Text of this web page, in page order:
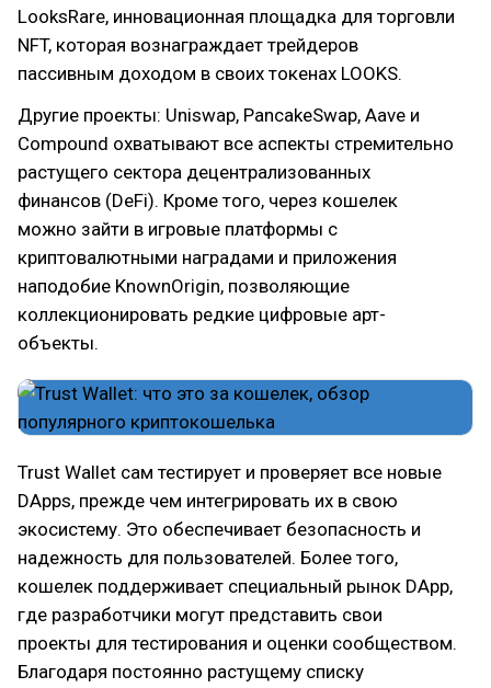
LooksRare, инновационная площадка для торговли
NFT, которая вознаграждает трейдеров
пассивным доходом в своих токенах LOOKS.
Другие проекты: Uniswap, PancakeSwap, Aave и
Compound охватывают все аспекты стремительно
растущего сектора децентрализованных
финансов (DeFi). Кроме того, через кошелек
можно зайти в игровые платформы с
криптовалютными наградами и приложения
наподобие KnownOrigin, позволяющие
коллекционировать редкие цифровые арт-
объекты.
Trust Wallet сам тестирует и проверяет все новые
DApps, прежде чем интегрировать их в свою
экосистему. Это обеспечивает безопасность и
надежность для пользователей. Более того,
кошелек поддерживает специальный рынок DApp,
где разработчики могут представить свои
проекты для тестирования и оценки сообществом.
Благодаря постоянно растущему списку